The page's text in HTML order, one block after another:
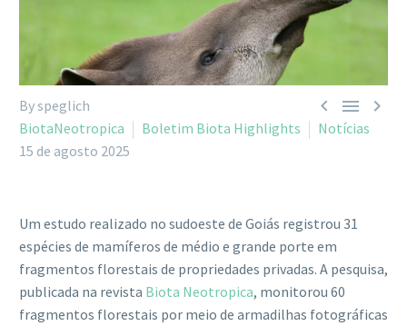
  
By speglich
BiotaNeotropica
Boletim Biota Highlights
Notícias
15 de agosto 2025
Um estudo realizado no sudoeste de Goiás registrou 31
espécies de mamíferos de médio e grande porte em
fragmentos florestais de propriedades privadas. A pesquisa,
publicada na revista Biota Neotropica, monitorou 60
fragmentos florestais por meio de armadilhas fotográficas